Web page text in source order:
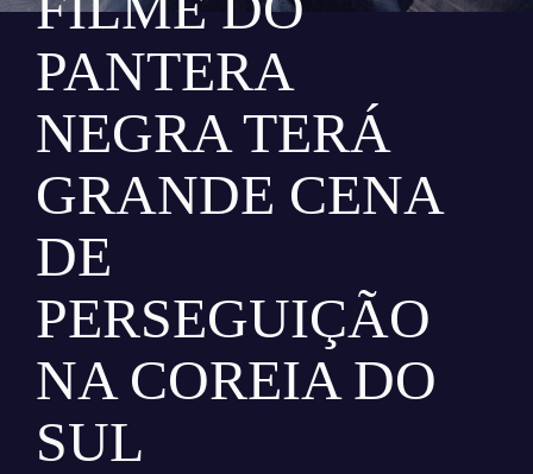
PANTERA
NEGRA TERÁ
GRANDE CENA
DE
PERSEGUIÇÃO
NA COREIA DO
SUL